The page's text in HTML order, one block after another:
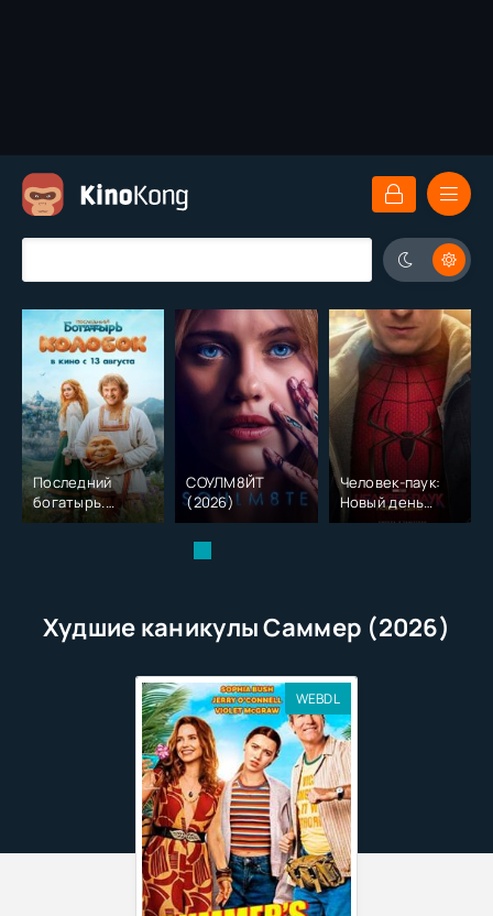
Последний
богатырь.
Колобок (2026)
СОУЛМ8ЙТ
(2026)
Человек-паук:
Новый день
(2026)
Худшие каникулы Саммер (2026)
WEBDL